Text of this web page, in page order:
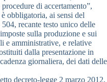
di accertamento”,
obbligatoria, ai sensi del
recante testo unico delle
sulla produzione e sui
e amministrative, e relative
dalla presentazione in
giornaliera, dei dati delle
decreto-legge 2 marzo 2012,